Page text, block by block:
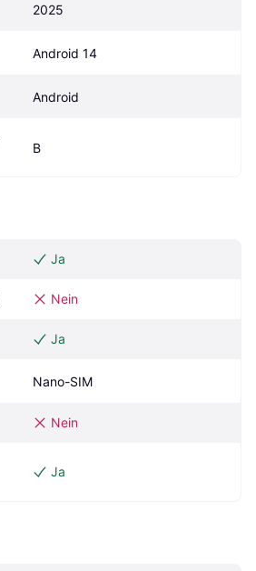
2025
Android 14
Android
B
Ja
Nein
Ja
Nano-SIM
Nein
Ja